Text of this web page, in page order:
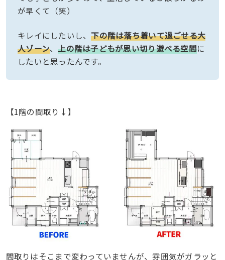
が早くて（笑）
キレイにしたいし、下の階は落ち着いて過ごせる大
人ゾーン、上の階は子どもが思い切り遊べる空間に
したいと思ったんです。
【1階の間取り↓】
間取りはそこまで変わっていませんが、雰囲気がガラッと